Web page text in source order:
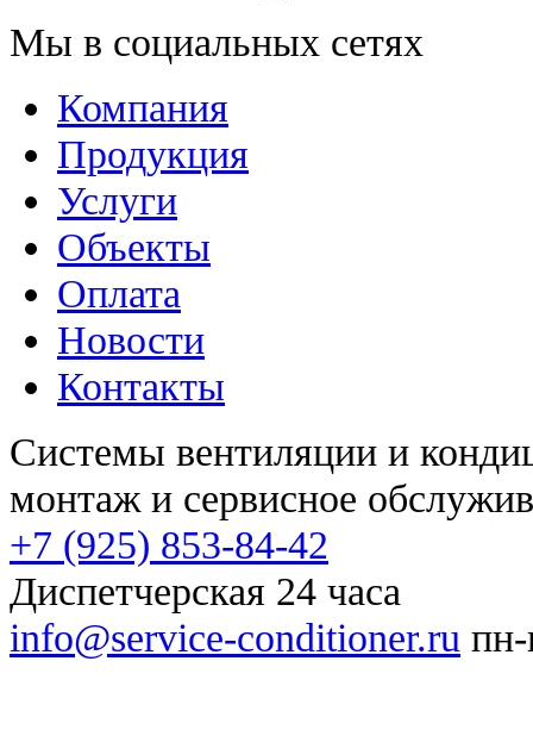
Мы в социальных сетях
Компания
Продукция
Услуги
Объекты
Оплата
Новости
Контакты
Системы вентиляции и
монтаж и сервисное
+7 (925) 853-84-42
Диспетчерская 24 часа
info@service-conditioner.ru